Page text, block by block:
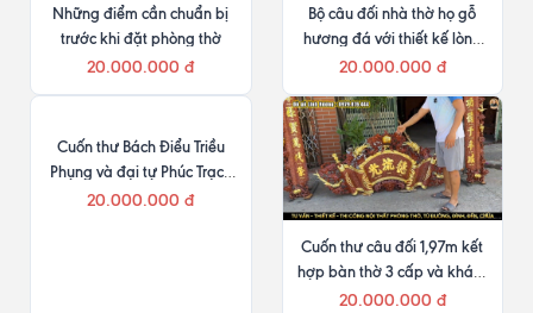
Những điểm cần chuẩn bị
trước khi đặt phòng thờ
20.000.000 đ
Bộ câu đối nhà thờ họ gỗ
hương đá với thiết kế lòng
liền
20.000.000 đ
Cuốn thư Bách Điểu Triều
Phụng và đại tự Phúc Trạch
Vĩnh Tồn cùng cửa võng,
20.000.000 đ
Cuốn thư câu đối 1,97m kết
hợp bàn thờ 3 cấp và khám
thờ
20.000.000 đ